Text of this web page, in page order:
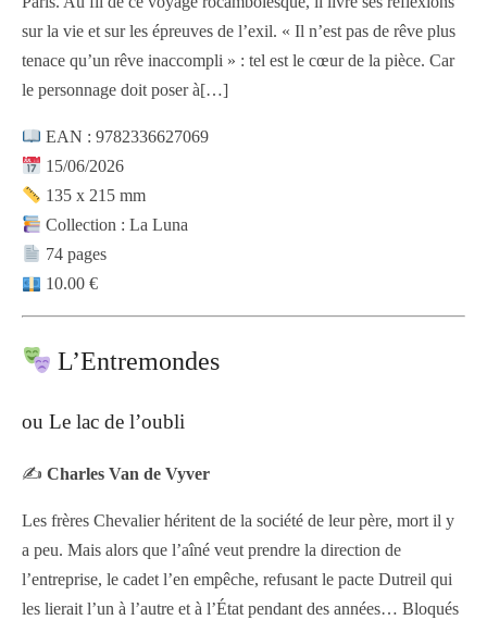
sur la vie et sur les épreuves de l’exil. « Il n’est pas de rêve plus
tenace qu’un rêve inaccompli » : tel est le cœur de la pièce. Car
le personnage doit poser à[…]
EAN : 9782336627069
15/06/2026
135 x 215 mm
Collection : La Luna
74 pages
10.00 €
L’Entremondes
ou Le lac de l’oubli
✍️ Charles Van de Vyver
Les frères Chevalier héritent de la société de leur père, mort il y
a peu. Mais alors que l’aîné veut prendre la direction de
l’entreprise, le cadet l’en empêche, refusant le pacte Dutreil qui
les lierait l’un à l’autre et à l’État pendant des années… Bloqués